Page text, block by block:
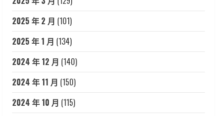
2025 年 2 月 (101)
2025 年 1 月 (134)
2024 年 12 月 (140)
2024 年 11 月 (150)
2024 年 10 月 (115)